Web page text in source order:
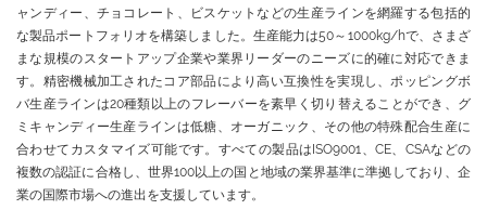
ャンディー、チョコレート、ビスケットなどの生産ラインを網羅する包括的
な製品ポートフォリオを構築しました。生産能力は50～1000kg/hで、さまざ
まな規模のスタートアップ企業や業界リーダーのニーズに的確に対応できま
す。精密機械加工されたコア部品により高い互換性を実現し、ポッピングボ
バ生産ラインは20種類以上のフレーバーを素早く切り替えることができ、グ
ミキャンディー生産ラインは低糖、オーガニック、その他の特殊配合生産に
合わせてカスタマイズ可能です。すべての製品はISO9001、CE、CSAなどの
複数の認証に合格し、世界100以上の国と地域の業界基準に準拠しており、企
業の国際市場への進出を支援しています。